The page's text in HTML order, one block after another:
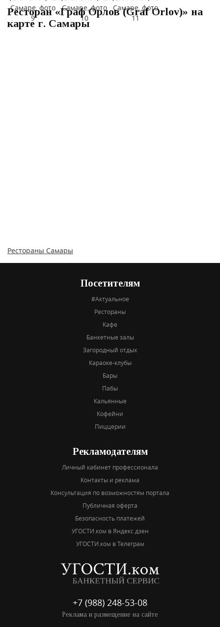
Ресторан «Граф Орлов (Graf Orlov)» на
карте г. Самары
Рестораны Самары
Посетителям
#Актуальное
Рестораны
Кафе
Банкетные залы
Загородный отдых
Караоке-клубы
Бары
Пабы
Кальянные
Кофейни
Пиццерии
Рекламодателям
Личный кабинет профессионала
Контакты и реклама
Консультация по возможностям портала
Публичная оферта
Безопасность платежей
УГОСТИ.ком в Яндекс дзен
УГОСТИ.ком в Телеграм
+7 (988) 248-53-08
Реклама и размещение на сайте